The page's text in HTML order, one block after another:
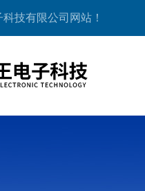
技有限公司网站！